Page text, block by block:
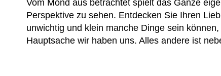
Vom Mond aus betrachtet spielt das Ganze
Perspektive zu sehen. Entdecken Sie Ihren
unwichtig und klein manche Dinge sein
Hauptsache wir haben uns. Alles andere ist